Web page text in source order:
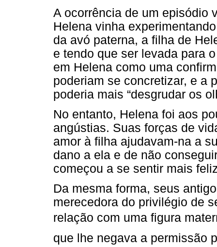
A ocorrência de um episódio
Helena vinha
da avó paterna, a filha de
e tendo que ser levada para
em Helena como uma
poderiam se concretizar, e a
poderia mais “desgrudar os
No entanto, Helena foi aos
angústias. Suas forças de
amor à filha ajudavam-na a
dano a ela e de não
começou a se sentir mais
Da mesma forma, seus
merecedora do privilégio de
relação com uma figura
que lhe negava a permissão